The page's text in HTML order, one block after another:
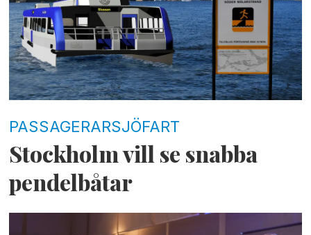
PASSAGERARSJÖFART
Stockholm vill se snabba
pendelbåtar